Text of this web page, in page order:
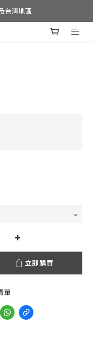
地區免運費;
台灣地區
立即購買
單